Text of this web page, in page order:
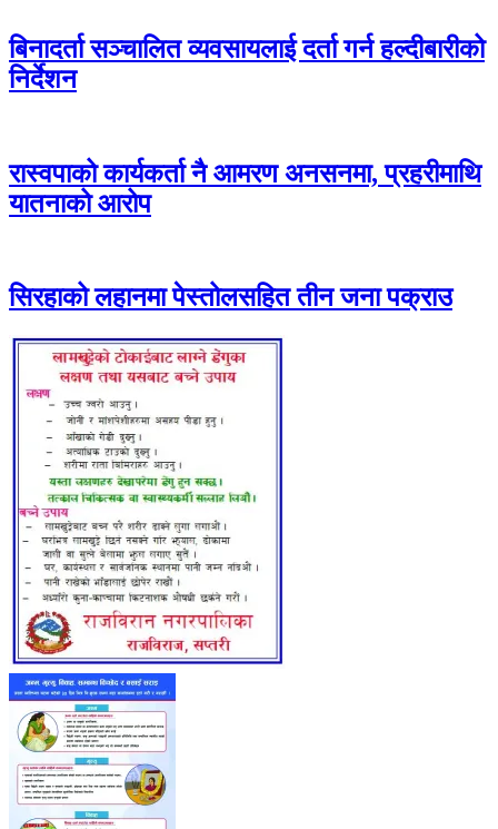
बिनादर्ता सञ्चालित व्यवसायलाई दर्ता गर्न हल्दीबारीको
निर्देशन
रास्वपाको कार्यकर्ता नै आमरण अनसनमा, प्रहरीमाथि
यातनाको आरोप
सिरहाको लहानमा पेस्तोलसहित तीन जना पक्राउ